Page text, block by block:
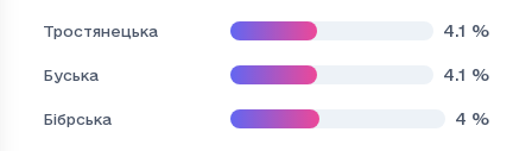
Тростянецька 4.1 %
Буська 4.1 %
Бібрська 4 %